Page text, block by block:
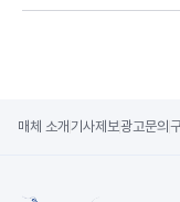
매체 소개 기사제보광고문의